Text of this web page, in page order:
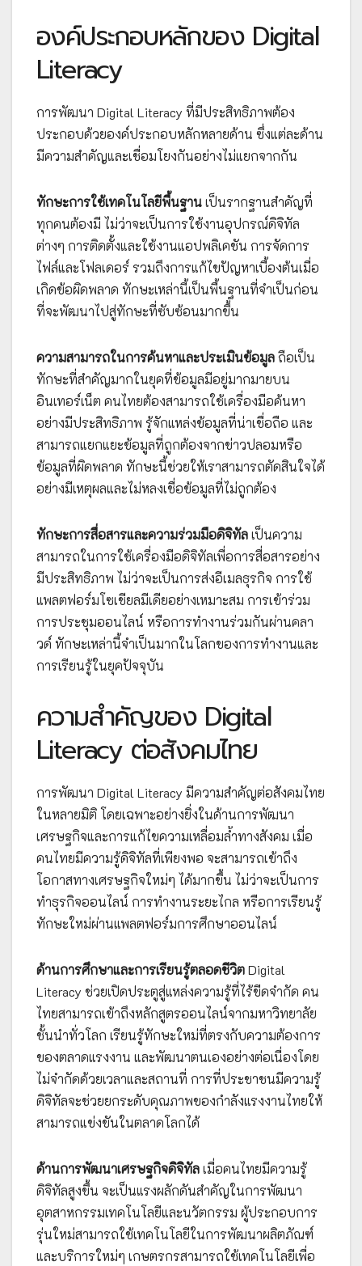
องค์ประกอบหลักของ Digital
Literacy
การพัฒนา Digital Literacy ที่มีประสิทธิภาพต้อง
ประกอบด้วยองค์ประกอบหลักหลายด้าน ซึ่งแต่ละด้าน
มีความสำคัญและเชื่อมโยงกันอย่างไม่แยกจากกัน
ทักษะการใช้เทคโนโลยีพื้นฐานเป็นรากฐานสำคัญที่
ทุกคนต้องมี ไม่ว่าจะเป็นการใช้งานอุปกรณ์ดิจิทัล
ต่างๆ การติดตั้งและใช้งานแอปพลิเคชัน การจัดการ
ไฟล์และโฟลเดอร์ รวมถึงการแก้ไขปัญหาเบื้องต้นเมื่อ
เกิดข้อผิดพลาด ทักษะเหล่านี้เป็นพื้นฐานที่จำเป็นก่อน
ที่จะพัฒนาไปสู่ทักษะที่ซับซ้อนมากขึ้น
ความสามารถในการค้นหาและประเมินข้อมูลถือเป็น
ทักษะที่สำคัญมากในยุคที่ข้อมูลมีอยู่มากมายบน
อินเทอร์เน็ต คนไทยต้องสามารถใช้เครื่องมือค้นหา
อย่างมีประสิทธิภาพ รู้จักแหล่งข้อมูลที่น่าเชื่อถือ และ
สามารถแยกแยะข้อมูลที่ถูกต้องจากข่าวปลอมหรือ
ข้อมูลที่ผิดพลาด ทักษะนี้ช่วยให้เราสามารถตัดสินใจได้
อย่างมีเหตุผลและไม่หลงเชื่อข้อมูลที่ไม่ถูกต้อง
ทักษะการสื่อสารและความร่วมมือดิจิทัลเป็นความ
สามารถในการใช้เครื่องมือดิจิทัลเพื่อการสื่อสารอย่าง
มีประสิทธิภาพ ไม่ว่าจะเป็นการส่งอีเมลธุรกิจ การใช้
แพลตฟอร์มโซเชียลมีเดียอย่างเหมาะสม การเข้าร่วม
การประชุมออนไลน์ หรือการทำงานร่วมกันผ่านคลา
วด์ ทักษะเหล่านี้จำเป็นมากในโลกของการทำงานและ
การเรียนรู้ในยุคปัจจุบัน
ความสำคัญของ Digital
Literacy ต่อสังคมไทย
การพัฒนา Digital Literacy มีความสำคัญต่อสังคมไทย
ในหลายมิติ โดยเฉพาะอย่างยิ่งในด้านการพัฒนา
เศรษฐกิจและการแก้ไขความเหลื่อมล้ำทางสังคม เมื่อ
คนไทยมีความรู้ดิจิทัลที่เพียงพอ จะสามารถเข้าถึง
โอกาสทางเศรษฐกิจใหม่ๆ ได้มากขึ้น ไม่ว่าจะเป็นการ
ทำธุรกิจออนไลน์ การทำงานระยะไกล หรือการเรียนรู้
ทักษะใหม่ผ่านแพลตฟอร์มการศึกษาออนไลน์
ด้านการศึกษาและการเรียนรู้ตลอดชีวิตDigital
Literacy ช่วยเปิดประตูสู่แหล่งความรู้ที่ไร้ขีดจำกัด คน
ไทยสามารถเข้าถึงหลักสูตรออนไลน์จากมหาวิทยาลัย
ชั้นนำทั่วโลก เรียนรู้ทักษะใหม่ที่ตรงกับความต้องการ
ของตลาดแรงงาน และพัฒนาตนเองอย่างต่อเนื่องโดย
ไม่จำกัดด้วยเวลาและสถานที่ การที่ประชาชนมีความรู้
ดิจิทัลจะช่วยยกระดับคุณภาพของกำลังแรงงานไทยให้
สามารถแข่งขันในตลาดโลกได้
ด้านการพัฒนาเศรษฐกิจดิจิทัลเมื่อคนไทยมีความรู้
ดิจิทัลสูงขึ้น จะเป็นแรงผลักดันสำคัญในการพัฒนา
อุตสาหกรรมเทคโนโลยีและนวัตกรรม ผู้ประกอบการ
รุ่นใหม่สามารถใช้เทคโนโลยีในการพัฒนาผลิตภัณฑ์
และบริการใหม่ๆ เกษตรกรสามารถใช้เทคโนโลยีเพื่อ